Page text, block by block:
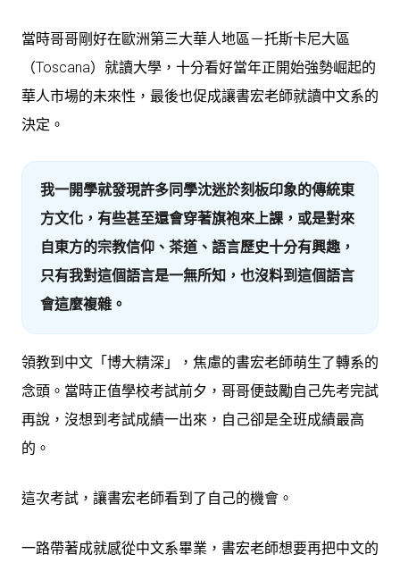
當時哥哥剛好在歐洲第三大華人地區－托斯卡尼大區
（Toscana）就讀大學，十分看好當年正開始強勢崛起的
華人市場的未來性，最後也促成讓書宏老師就讀中文系的
決定。
我一開學就發現許多同學沈迷於刻板印象的傳統東
方文化，有些甚至還會穿著旗袍來上課，或是對來
自東方的宗教信仰、茶道、語言歷史十分有興趣，
只有我對這個語言是一無所知，也沒料到這個語言
會這麼複雜。
領教到中文「博大精深」，焦慮的書宏老師萌生了轉系的
念頭。當時正值學校考試前夕，哥哥便鼓勵自己先考完試
再說，沒想到考試成績一出來，自己卻是全班成績最高
的。
這次考試，讓書宏老師看到了自己的機會。
一路帶著成就感從中文系畢業，書宏老師想要再把中文的